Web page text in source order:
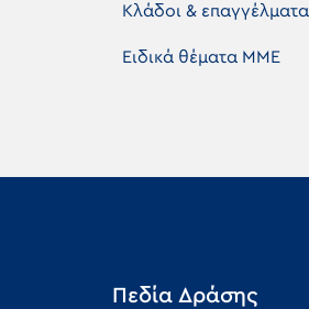
Κλάδοι & επαγγέλματα
Ειδικά θέματα ΜΜΕ
Πεδία Δράσης